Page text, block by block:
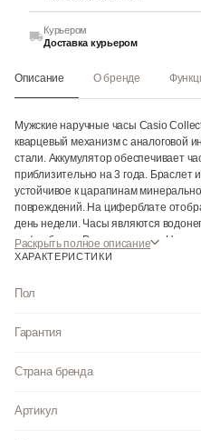
Курьером
Доставка курьером
Описание О бренде
Мужские наручные часы Casio
кварцевый механизм с аналоговой
стали. Аккумулятор обеспечивает
приблизительно на 3 года. Браслет
устойчивое к царапинам
повреждений. На циферблате
день недели. Часы являются
циферблата: Розовое золото. Цвет
Гарантия: 2 года.
Инструкция к Casio MTP-B120MR-
Раскрыть полное описание
ХАРАКТЕРИСТИКИ
Пол
Гарантия
Страна бренда
Артикул